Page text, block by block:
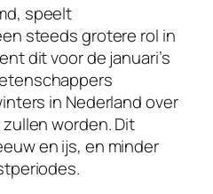
speelt
steeds grotere rol in
dit voor de januari’s
in Nederland over
worden. Dit
en ijs, en minder